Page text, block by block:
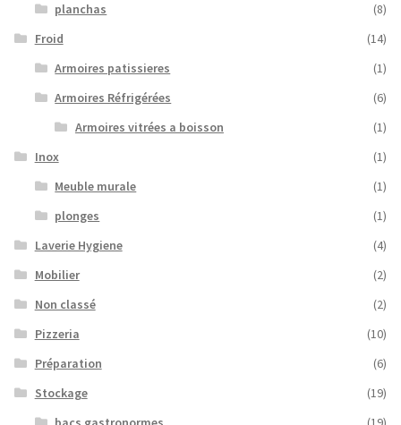
planchas
(8)
Froid
(14)
Armoires patissieres
(1)
Armoires Réfrigérées
(6)
Armoires vitrées a boisson
(1)
Inox
(1)
Meuble murale
(1)
plonges
(1)
Laverie Hygiene
(4)
Mobilier
(2)
Non classé
(2)
Pizzeria
(10)
Préparation
(6)
Stockage
(19)